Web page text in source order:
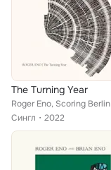
The Turning Year
Roger Eno, Scoring Berlin
Сингл
2022